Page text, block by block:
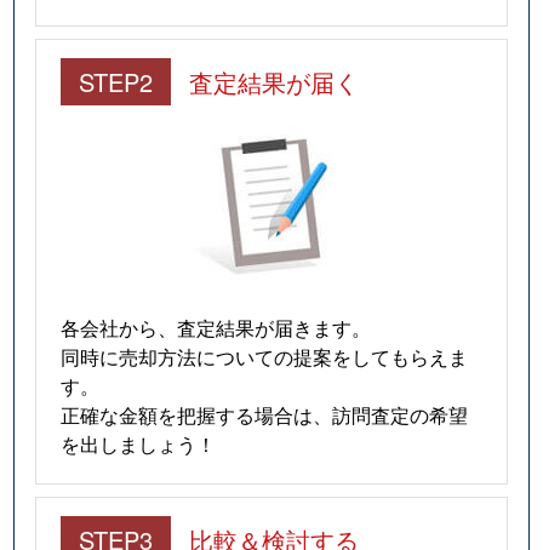
STEP2 査定結果が届く
各会社から、査定結果が届きます。
同時に売却方法についての提案をしてもらえま
す。
正確な金額を把握する場合は、訪問査定の希望
を出しましょう！
STEP3 比較＆検討する